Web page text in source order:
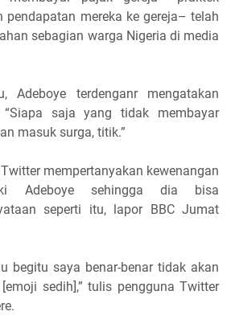
pendapatan mereka ke gereja– telah
sebagian warga Nigeria di media
Adeboye terdenganr mengatakan
“Siapa saja yang tidak membayar
masuk surga, titik.”
mempertanyakan kewenangan
Adeboye sehingga dia bisa
seperti itu, lapor BBC Jumat
begitu saya benar-benar tidak akan
sedih],” tulis pengguna Twitter